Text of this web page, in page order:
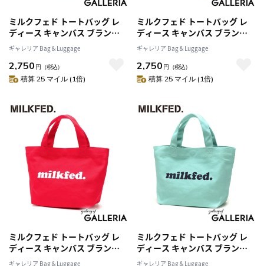
ミルクフェド トートバッグ レ
ディース キャンバス ブランド
MILKFED. 小さめ 軽量 軽い マ
チ 横 横型 ミニ ミニトート お弁
当バッグ 可愛い かわいい おし
ゃれ カジュアル OUI MINI
ギャレリア Bag＆Luggage
2,750 円 （税込）
積算 25 マイル (1倍)
ミルクフェド トートバッグ レ
ディース キャンバス ブランド
MILKFED. 小さめ 軽量 軽い マ
チ 横 横型 ミニ ミニトート お弁
当バッグ 可愛い かわいい おし
ゃれ カジュアル OUI MINI
ギャレリア Bag＆Luggage
2,750 円 （税込）
積算 25 マイル (1倍)
ミルクフェド トートバッグ レ
ディース キャンバス ブランド
MILKFED. 小さめ 軽量 軽い マ
ギャレリア Bag＆Luggage
ミルクフェド トートバッグ レ
ディース キャンバス ブランド
MILKFED. 小さめ 軽量 軽い マ
ギャレリア Bag＆Luggage